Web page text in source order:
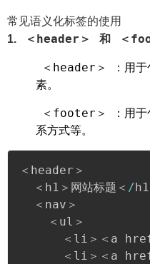
常见语义化标签的使用
1.
＜header＞ 和 ＜
＜header＞
：用
素。
＜footer＞
：用
系方式等。
＜header＞
  ＜h1＞网站标题＜
/
  ＜nav＞
    ＜ul＞
＜li＞＜a
＜li＞＜a